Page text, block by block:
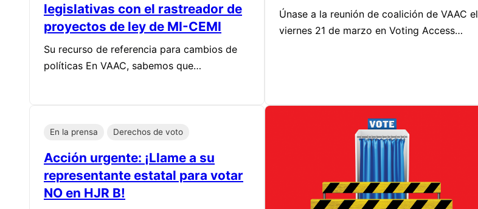
legislativas con el rastreador de
proyectos de ley de MI-CEMI
Su recurso de referencia para cambios de
políticas En VAAC, sabemos que…
Únase a la reunión de coalición de VAAC el
viernes 21 de marzo en Voting Access…
En la prensa Derechos de voto
Acción urgente: ¡Llame a su
representante estatal para votar
NO en HJR B!